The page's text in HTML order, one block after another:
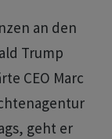
an den
Trump
CEO Marc
geht er